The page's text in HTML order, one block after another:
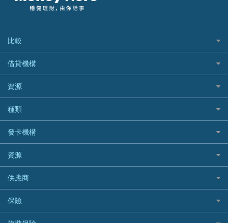
比較
私人貸款比較
稅季/稅務貸款
網上貸款
結餘轉戶(清卡數貸款)
銀行貸款
財務公司貸款
免入息貸款
免TU貸款
急借錢
借貸機構
BEA 東亞銀行
BOC 中國銀行
Cashing Pro 優尚信貸
CCB(Asia) 中國建設銀行 (亞洲)
Citibank 花旗銀行
CNCBI 信銀國際
CreFIT 維信
DBS 星展銀行
DSB 大新銀行
資源
如何申請個人貸款
如何管理個人貸款
個人貸款有用資訊
清卡數貸款教學
循環貸款教學
個人化貸款產品推介 🔥全新
債務重組一覽
供樓利息扣稅
種類
網購優惠
精選外幣網購信用卡
尊尚信用卡
公司信用卡
電子錢包信用卡
日本遊信用卡攻略
韓國遊信用卡攻略
發卡機構
Citibank花旗銀行
AE美國運通
DBS星展銀行
HSBC滙豐銀行
Mox
資源
Black Friday優惠
淘寶付款方式
一田購物優惠日
SOGO感謝祭
供應商
八達通自動增值信用卡
保險